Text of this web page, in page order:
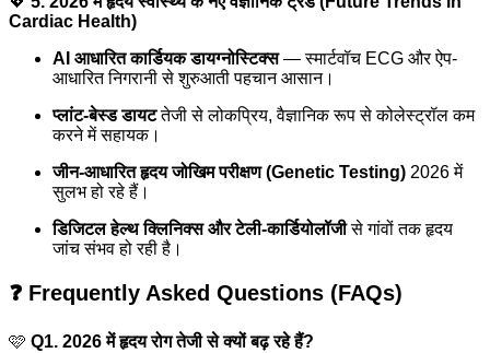
Cardiac Health)
AI आधारित कार्डियक डायग्नोस्टिक्स— स्मार्टवॉच ECG और ऐप-
आधारित निगरानी से शुरुआती पहचान आसान।
प्लांट-बेस्ड डायटतेजी से लोकप्रिय, वैज्ञानिक रूप से कोलेस्ट्रॉल कम
करने में सहायक।
जीन-आधारित हृदय जोखिम परीक्षण (Genetic Testing) 2026 में
सुलभ हो रहे हैं।
डिजिटल हेल्थ क्लिनिक्स और टेली-कार्डियोलॉजीसे गांवों तक हृदय
जांच संभव हो रही है।
❓ Frequently Asked Questions (FAQs)
🩷 Q1. 2026 में हृदय रोग तेजी से क्यों बढ़ रहे हैं?